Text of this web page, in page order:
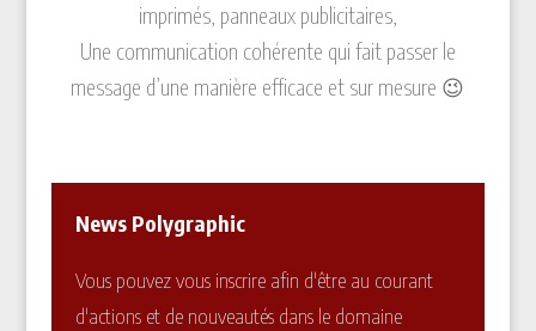
imprimés, panneaux publicitaires,
Une communication cohérente qui fait passer le
message d’une manière efficace et sur mesure 😉
News Polygraphic
Vous pouvez vous inscrire afin d'être au courant
d'actions et de nouveautés dans le domaine